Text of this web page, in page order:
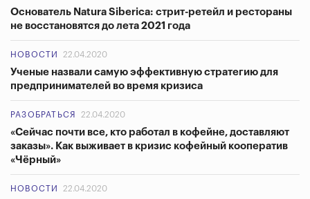
Основатель Natura Siberica: стрит-ретейл и рестораны
не восстановятся до лета 2021 года
НОВОСТИ 22.04.2020
Ученые назвали самую эффективную стратегию для
предпринимателей во время кризиса
РАЗОБРАТЬСЯ 22.04.2020
«Сейчас почти все, кто работал в кофейне, доставляют
заказы». Как выживает в кризис кофейный кооператив
«Чёрный»
НОВОСТИ 22.04.2020